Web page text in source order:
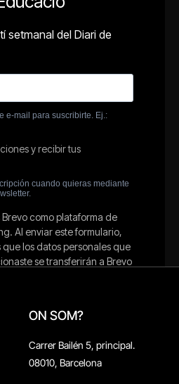
ON SOM?
Carrer Bailén 5, principal.
08010, Barcelona